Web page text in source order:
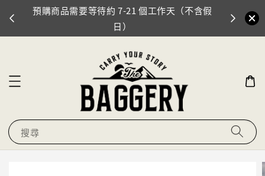
預購商品需要等待約 7-21 個工作天（不含假
日）
門市地
搜尋